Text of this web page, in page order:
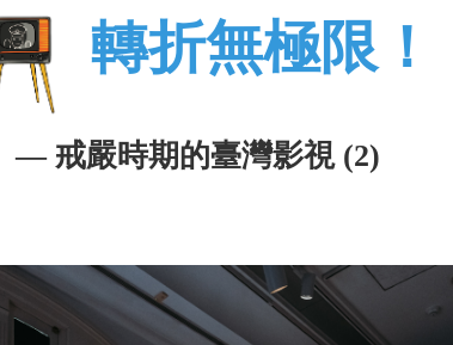
轉折無極限！
— 戒嚴時期的臺灣影視 (2)